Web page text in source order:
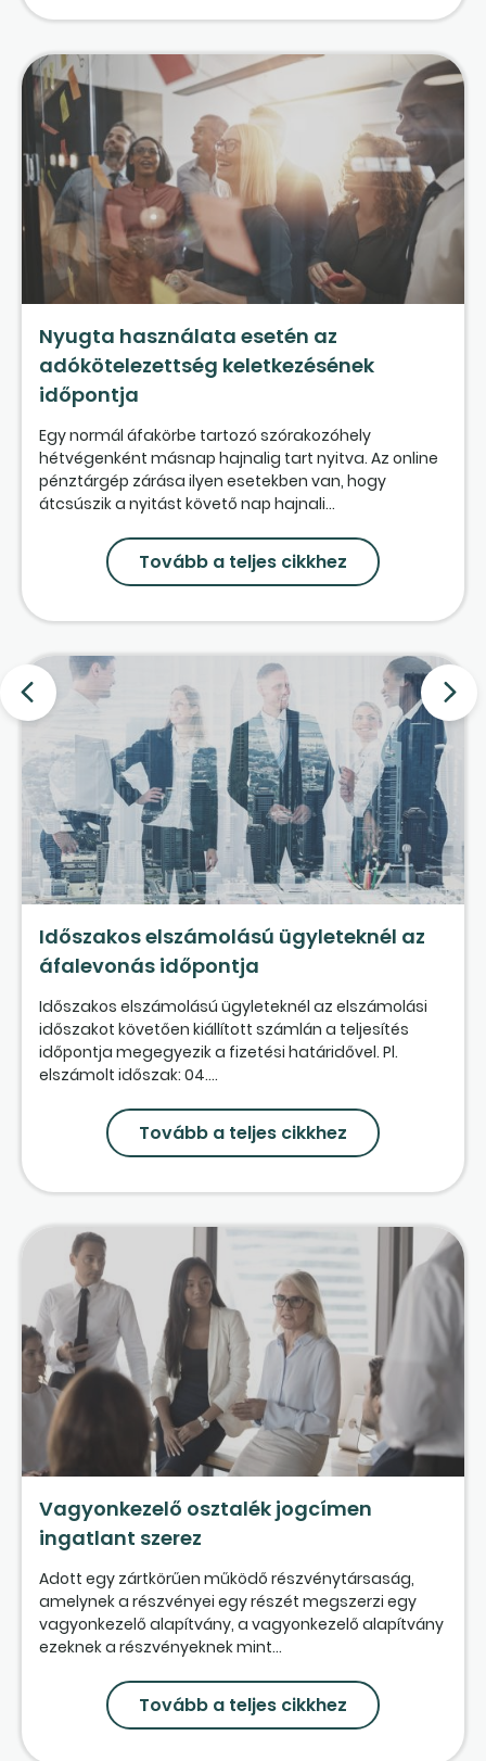
Nyugta használata esetén az
adókötelezettség keletkezésének
időpontja
Egy normál áfakörbe tartozó szórakozóhely
hétvégenként másnap hajnalig tart nyitva. Az online
pénztárgép zárása ilyen esetekben van, hogy
átcsúszik a nyitást követő nap hajnali...
Tovább a teljes cikkhez
Időszakos elszámolású ügyleteknél az
áfalevonás időpontja
Időszakos elszámolású ügyleteknél az elszámolási
időszakot követően kiállított számlán a teljesítés
időpontja megegyezik a fizetési határidővel. Pl.
elszámolt időszak: 04....
Tovább a teljes cikkhez
Vagyonkezelő osztalék jogcímen
ingatlant szerez
Adott egy zártkörűen működő részvénytársaság,
amelynek a részvényei egy részét megszerzi egy
vagyonkezelő alapítvány, a vagyonkezelő alapítvány
ezeknek a részvényeknek mint...
Tovább a teljes cikkhez